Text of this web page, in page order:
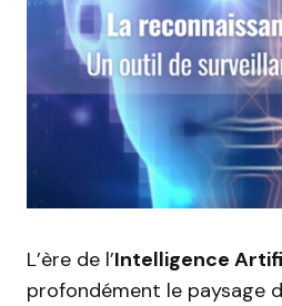
L’ère de l’Intelligence
profondément le paysage